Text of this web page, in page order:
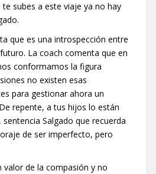
te subes a este viaje ya no hay
que es una introspección entre
La coach comenta que en
conformamos la figura
no existen esas
para gestionar ahora un
repente, a tus hijos lo están
Salgado que recuerda
de ser imperfecto, pero
valor de la compasión y no